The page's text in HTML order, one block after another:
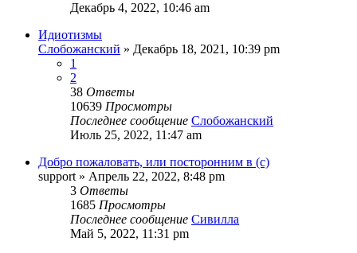
Декабрь 4, 2022, 10:46 am
Идиотизмы
Слобожанский » Декабрь 18, 2021, 10:39 pm
1
2
38 Ответы
10639 Просмотры
Последнее сообщение Слобожанский
Июль 25, 2022, 11:47 am
Добро пожаловать, или посторонним в (с)
support » Апрель 22, 2022, 8:48 pm
3 Ответы
1685 Просмотры
Последнее сообщение Сивилла
Май 5, 2022, 11:31 pm